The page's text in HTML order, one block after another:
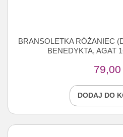
BRANSOLETKA RÓŻANIEC
BENEDYKTA, AGAT
79,00
DODAJ DO